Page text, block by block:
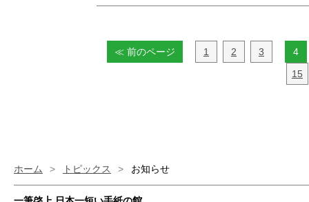
≪ 前のページ 1 2 3
4
15
ホーム > トピックス > お知らせ